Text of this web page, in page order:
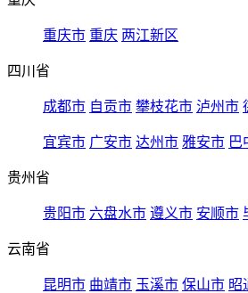
重庆市 重庆 两江新区
四川省
成都市 自贡市 攀枝花市 泸州市
宜宾市 广安市 达州市 雅安市 巴
贵州省
贵阳市 六盘水市 遵义市 安顺市
云南省
昆明市 曲靖市 玉溪市 保山市 昭